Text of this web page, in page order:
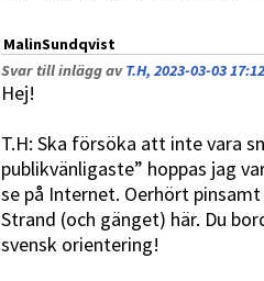
MalinSundqvist
Svar till inlägg avT.H, 2023-03-03 17:12
Hej!
T.H: Ska försöka att inte vara
publikvänligaste” hoppas jag
se på Internet. Oerhört
Strand (och gänget) här. Du
svensk orientering!